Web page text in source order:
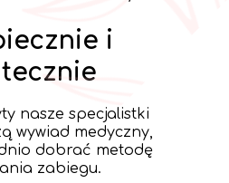
nasze specjalistki
wywiad medyczny,
dobrać metodę
zabiegu.
i